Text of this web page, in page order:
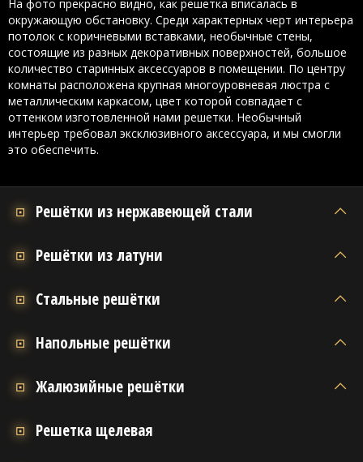
На фото прекрасно видно, как решетка вписалась в
окружающую обстановку. Среди характерных черт интерьера
потолок с коричневыми вставками, необычные стены,
состоящие из разных декоративных поверхностей, большое
количество старинных аксессуаров в помещении. По центру
комнаты расположена крупная многоуровневая люстра с
металлическим каркасом, цвет которой совпадает с
оттенком изготовленной нами решетки. Необычный
интерьер требовал эксклюзивного аксессуара, и мы смогли
это обеспечить.
Решётки из нержавеющей стали
Решётки из латуни
Стальные решётки
Напольные решётки
Жалюзийные решётки
Решетка щелевая